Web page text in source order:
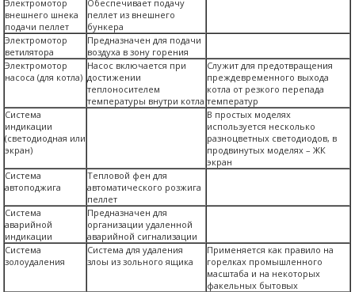
Электромотор
внешнего шнека
подачи пеллет
Обеспечивает подачу
пеллет из внешнего
бункера
Электромотор
ветилятора
Предназначен для подачи
воздуха в зону горения
Электромотор
насоса (для котла)
Насос включается при
достижении
теплоносителем
температуры внутри котла
Служит для предотвращения
преждевременного выхода
котла от резкого перепада
температур
Система
индикации
(светодиодная или
экран)
В простых моделях
используется несколько
разноцветных светодиодов, в
продвинутых моделях – ЖК
экран
Система
автоподжига
Тепловой фен для
автоматического розжига
пеллет
Система
аварийной
индикации
Предназначен для
организации удаленной
аварийной сигнализации
Система
золоудаления
Система для удаления
злоы из зольного ящика
Применяется как правило на
горелках промышленного
масштаба и на некоторых
факельных бытовых